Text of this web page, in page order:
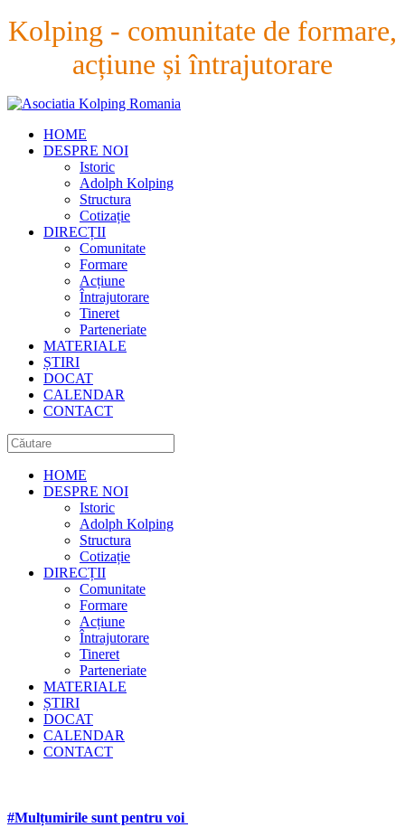
Kolping - comunitate de formare,
acțiune și întrajutorare
HOME
DESPRE NOI
Istoric
Adolph Kolping
Structura
Cotizație
DIRECȚII
Comunitate
Formare
Acțiune
Întrajutorare
Tineret
Parteneriate
MATERIALE
ȘTIRI
DOCAT
CALENDAR
CONTACT
HOME
DESPRE NOI
Istoric
Adolph Kolping
Structura
Cotizație
DIRECȚII
Comunitate
Formare
Acțiune
Întrajutorare
Tineret
Parteneriate
MATERIALE
ȘTIRI
DOCAT
CALENDAR
CONTACT
#Mulțumirile sunt pentru voi